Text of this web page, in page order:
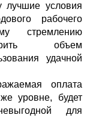
лучшие условия
рабочего
стремлению
объем
удачной
оплата
уровне, будет
для